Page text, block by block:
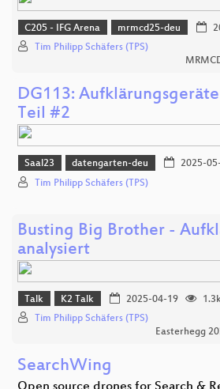
C205 - IFG Arena mrmcd25-deu
Tim Philipp Schäfers (TPS)
DG113:
Teil #2
Saal23 datengarten-deu 2025-
Tim Philipp Schäfers (TPS)
Busting Big Brother -
analysiert
Talk K2 Talk 2025-04-19
Tim Philipp Schäfers (TPS)
Easterhegg
SearchWing